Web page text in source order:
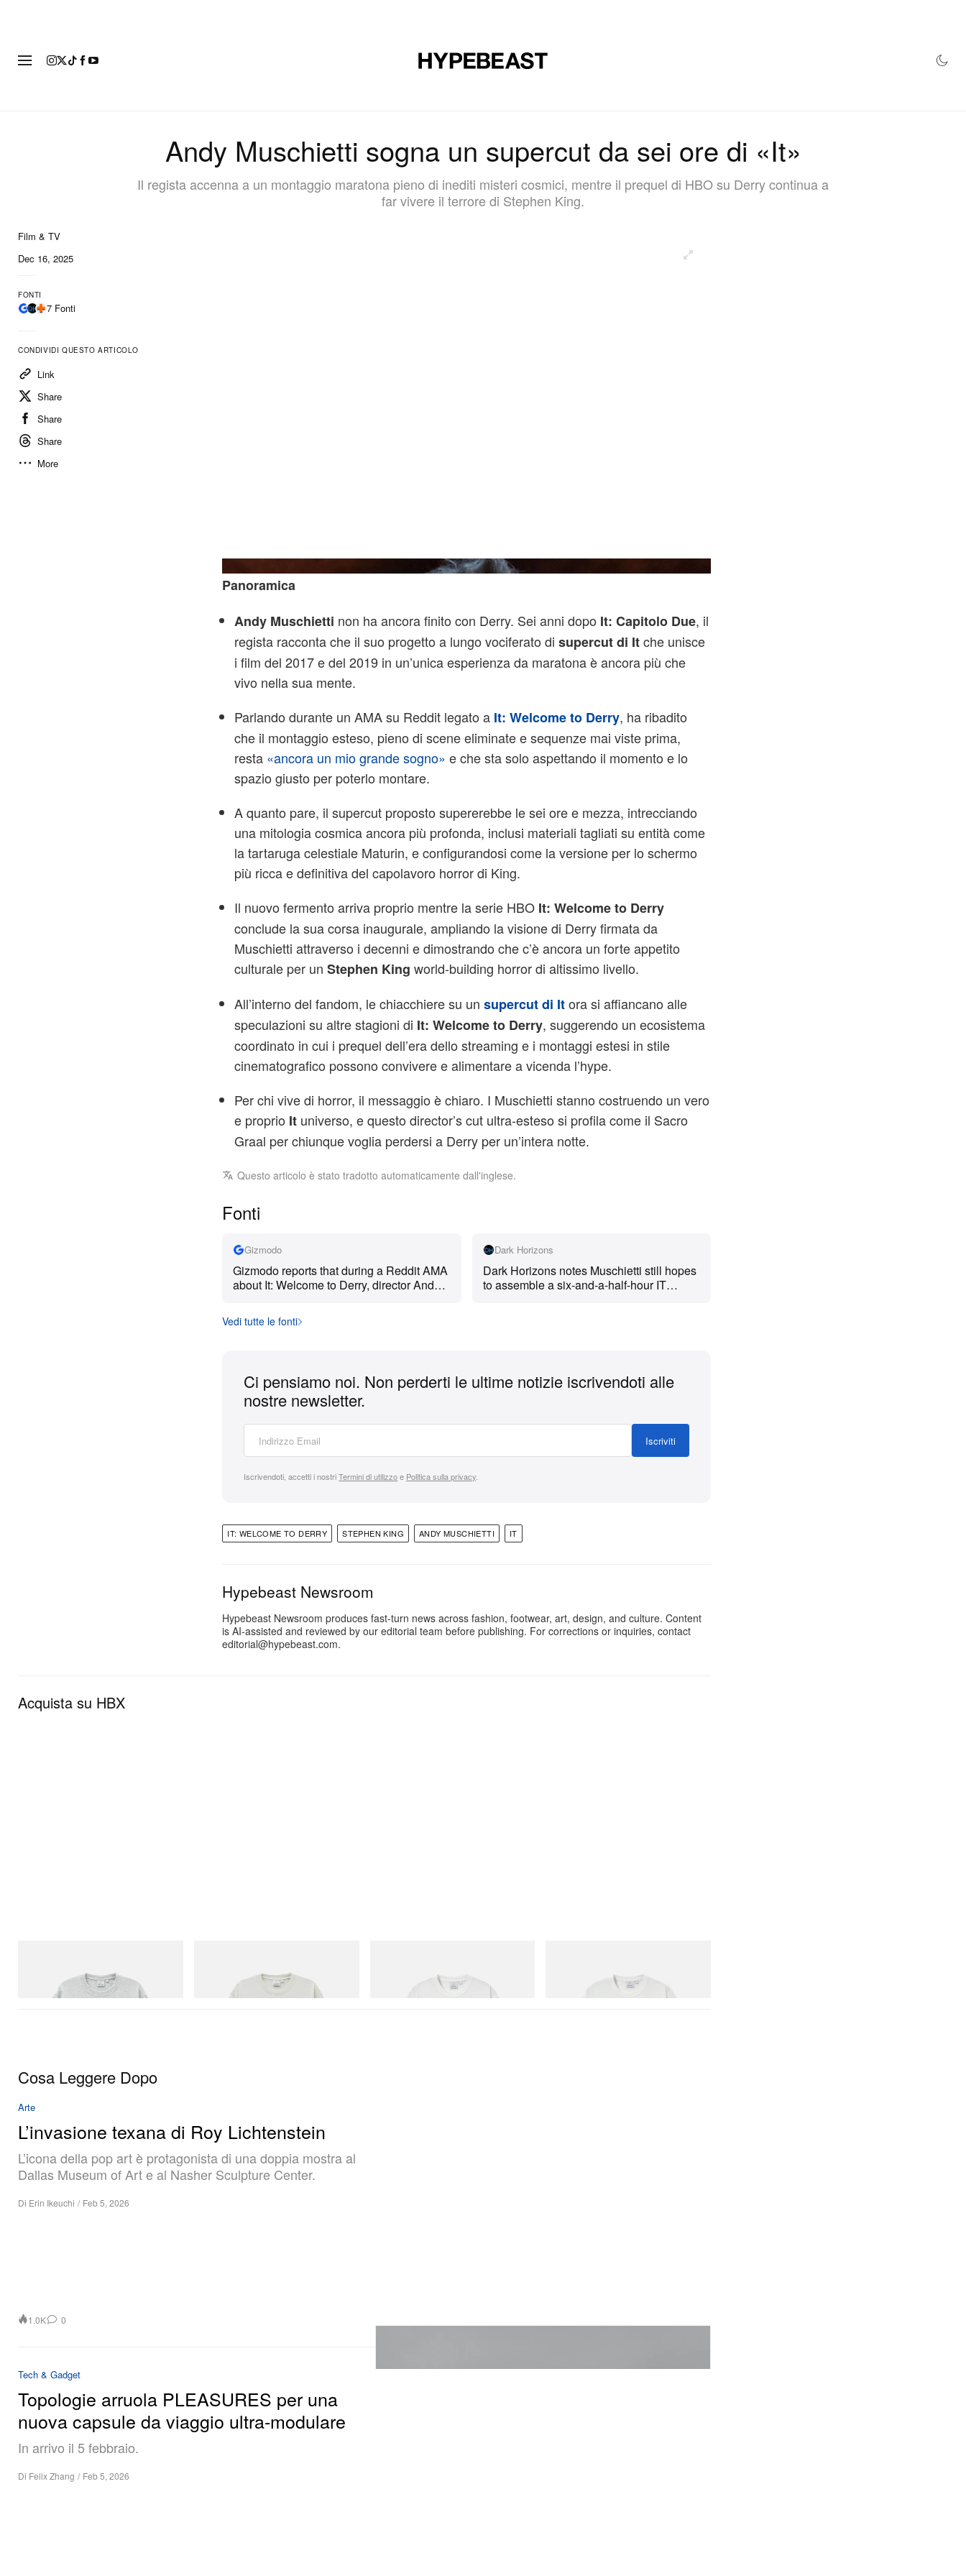
Andy Muschietti sogna un supercut da sei ore di «It»
Il regista accenna a un montaggio maratona pieno di inediti misteri cosmici, mentre il prequel di HBO su Derry continua a
far vivere il terrore di Stephen King.
Film & TV
Dec 16, 2025
FONTI
7 Fonti
CONDIVIDI QUESTO ARTICOLO
Link
Share
Share
Share
More
Panoramica
Andy Muschietti non ha ancora finito con Derry. Sei anni dopo It: Capitolo Due, il
regista racconta che il suo progetto a lungo vociferato disupercut di Itche unisce
i film del 2017 e del 2019 in un’unica esperienza da maratona è ancora più che
vivo nella sua mente.
Parlando durante un AMA su Reddit legato a It: Welcome to Derry, ha ribadito
che il montaggio esteso, pieno di scene eliminate e sequenze mai viste prima,
resta «ancora un mio grande sogno» e che sta solo aspettando il momento e lo
spazio giusto per poterlo montare.
A quanto pare, il supercut proposto supererebbe le sei ore e mezza, intrecciando
una mitologia cosmica ancora più profonda, inclusi materiali tagliati su entità come
la tartaruga celestiale Maturin, e configurandosi come la versione per lo schermo
più ricca e definitiva del capolavoro horror di King.
Il nuovo fermento arriva proprio mentre la serie HBO It: Welcome to Derry
conclude la sua corsa inaugurale, ampliando la visione di Derry firmata da
Muschietti attraverso i decenni e dimostrando che c’è ancora un forte appetito
culturale per unStephen King world-building horror di altissimo livello.
All’interno del fandom, le chiacchiere su unsupercut di Itora si affiancano alle
speculazioni su altre stagioni di It: Welcome to Derry, suggerendo un ecosistema
coordinato in cui i prequel dell’era dello streaming e i montaggi estesi in stile
cinematografico possono convivere e alimentare a vicenda l’hype.
Per chi vive di horror, il messaggio è chiaro. I Muschietti stanno costruendo un vero
e proprio It universo, e questo director’s cut ultra-esteso si profila come il Sacro
Graal per chiunque voglia perdersi a Derry per un’intera notte.
Questo articolo è stato tradotto automaticamente dall'inglese.
Fonti
Gizmodo
Gizmodo reports that during a Reddit AMA
about It: Welcome to Derry, director Andy
combining It and It Chapter Two is still his
dream, though work on the prequel series
Dark Horizons
Dark Horizons notes Muschietti still hopes
to assemble a six-and-a-half-hour IT
Vedi tutte le fonti
Ci pensiamo noi. Non perderti le ultime notizie iscrivendoti alle
nostre newsletter.
Iscriviti
Iscrivendoti, accetti i nostriTermini di utilizzoe Politica sulla privacy
IT: WELCOME TO DERRY STEPHEN KING ANDY MUSCHIETTI IT
Hypebeast Newsroom
Hypebeast Newsroom produces fast-turn news across fashion, footwear, art, design, and culture. Content
is AI-assisted and reviewed by our editorial team before publishing. For corrections or inquiries, contact
editorial@hypebeast.com.
Acquista su HBX
Acquista ora
Acquista ora
Cosa Leggere Dopo
Arte
L’invasione texana di Roy Lichtenstein
L’icona della pop art è protagonista di una doppia mostra al
Dallas Museum of Art e al Nasher Sculpture Center.
Di Erin Ikeuchi / Feb 5, 2026
1.0K 0
Tech & Gadget
Topologie arruola PLEASURES per una
nuova capsule da viaggio ultra‑modulare
In arrivo il 5 febbraio.
Di Felix Zhang / Feb 5, 2026